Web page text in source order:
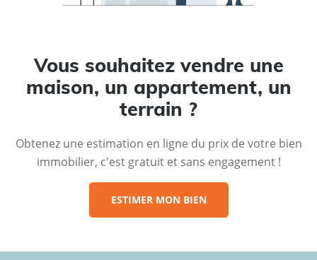
Vous souhaitez vendre une
maison, un appartement, un
terrain ?
Obtenez une estimation en ligne du prix de votre bien
immobilier, c'est gratuit et sans engagement !
ESTIMER MON BIEN